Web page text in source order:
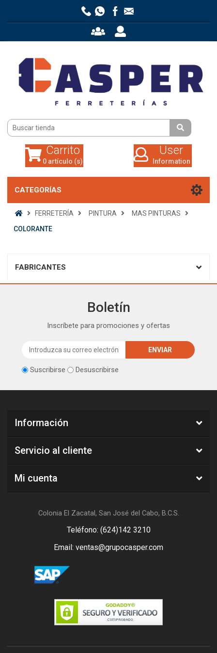
0 artículo (s)
Carrito
0 artículo (s)
User
Information
CATEGORÍAS
FERRETERÍA PINTURA
MAS PINTURAS
COLORANTE
FABRICANTES
Boletín
Inscríbete para promociones y ofertas
Suscribirse Desuscribirse
Información
Servicio al cliente
Mi cuenta
Colonia El Zacatal, San José del Cabo, B.C.S.
Teléfono: (624)142 3210
Email: ventas@grupocasper.com